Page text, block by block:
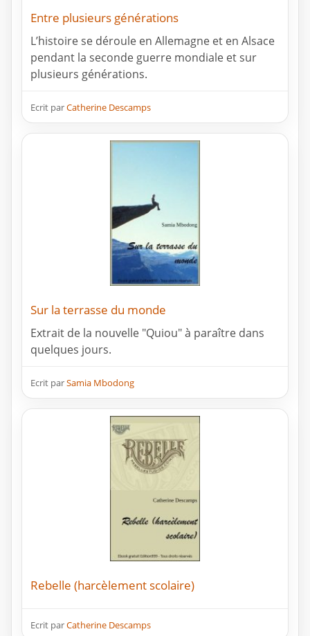
Entre plusieurs générations
L’histoire se déroule en Allemagne et en Alsace
pendant la seconde guerre mondiale et sur
plusieurs générations.
Ecrit parCatherine Descamps
Sur la terrasse du monde
Extrait de la nouvelle "Quiou" à paraître dans
quelques jours.
Ecrit parSamia Mbodong
Rebelle (harcèlement scolaire)
Ecrit parCatherine Descamps